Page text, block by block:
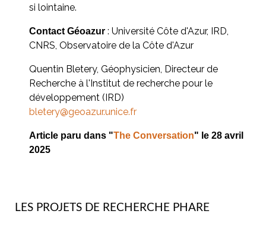
si lointaine.
Contact Géoazur : Université Côte d'Azur, IRD,
CNRS, Observatoire de la Côte d'Azur
Quentin Bletery, Géophysicien, Directeur de
Recherche à l'Institut de recherche pour le
développement (IRD)
bletery@geoazur.unice.fr
Article paru dans "The Conversation" le 28 avril
2025
LES PROJETS DE RECHERCHE PHARE